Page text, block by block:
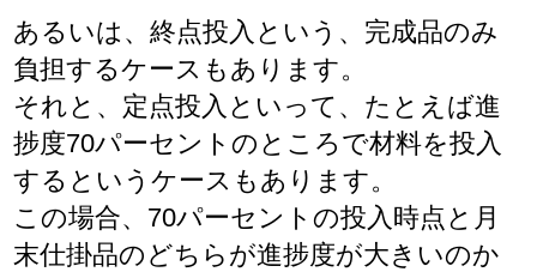
あるいは、終点投入という、完成品のみ
負担するケースもあります。
それと、定点投入といって、たとえば進
捗度70パーセントのところで材料を投入
するというケースもあります。
この場合、70パーセントの投入時点と月
末仕掛品のどちらが進捗度が大きいのか